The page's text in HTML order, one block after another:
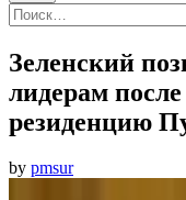
Найти:
Зеленский
лидерам
резиденцию
by pmsur